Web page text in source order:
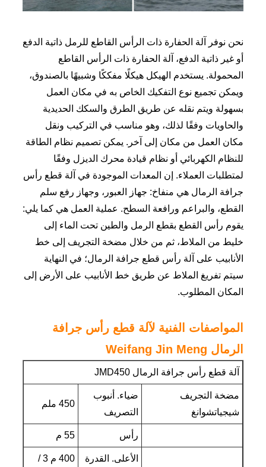
نحن نوفر آلة الحفارة ذات الرأس القاطع للرمل ذاتية الدفع
أو غير ذاتية الدفع، آلة الحفارة ذات الرأس القاطع
المحمولة. يستخدم الهيكل هيكلًا مفككًا وشبيهًا بالصندوق،
ويمكن تجميع نوع التفكيك الخاص به في مكان العمل
بسهولة ويتم نقله عن طريق الطرق والسكك الحديدية
والحاويات وفقًا لذلك، وهو مناسب في التركيب ونقل
مكان العمل من مكان إلى آخر. يمكن تصميم نظام الطاقة
للنظام الكهربائي أو نظام قيادة محرك الديزل وفقًا
لمتطلبات العملاء. إن المعدات الموجودة في آلة قطع رأس
جرافة الرمال هي منفاخ: جهاز العبور، وجهاز رفع سلم
القطع، والبراعم ورافعة السطح. عملية العمل هي كما يلي:
يقوم رأس القطع بقطع الرمل والطين تحت الماء إلى
خليط من الملاط، ثم من خلال مضخة التجريف إلى خط
الأنابيب على آلة رأس قطع جرافة الرمال؛ في النهاية
سيتم تفريغ الملاط عن طريق خط الأنابيب على الأرض إلى
المكان المطلوب.
المواصفات الفنية لآلة قطع رأس جرافة
الرمال Weifang Jin Meng
آلة قطع رأس جرافة الرمال JMD450
مضخة التجريف
شيجياتشوانغ
ضياء. أنبوب
التصريف
450 ملم
رأس 55 م
الأعلى. القدرة 400 م 3 /